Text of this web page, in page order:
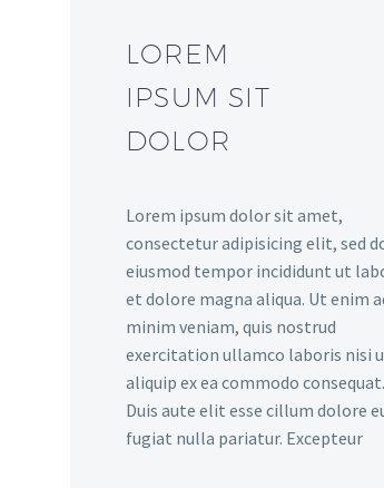
LOREM
IPSUM SIT
DOLOR
Lorem ipsum dolor sit amet,
consectetur adipisicing elit, sed
eiusmod tempor incididunt ut
et dolore magna aliqua. Ut enim
minim veniam, quis nostrud
exercitation ullamco laboris nisi
aliquip ex ea commodo consequat.
Duis aute elit esse cillum dolore
fugiat nulla pariatur. Excepteur